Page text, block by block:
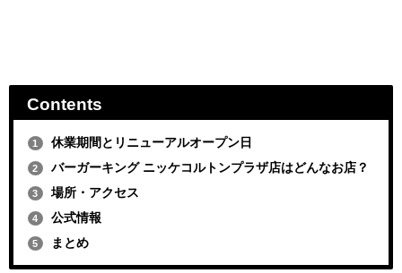
Contents
1 休業期間とリニューアルオープン日
2 バーガーキング ニッケコルトンプラザ店はどんなお店？
3 場所・アクセス
4 公式情報
5 まとめ